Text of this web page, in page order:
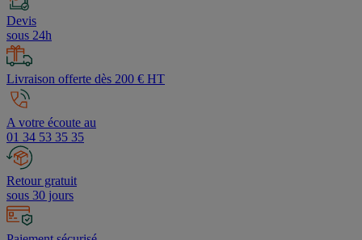
Devis
sous 24h
Livraison offerte dès 200 € HT
A votre écoute au
01 34 53 35 35
Retour gratuit
sous 30 jours